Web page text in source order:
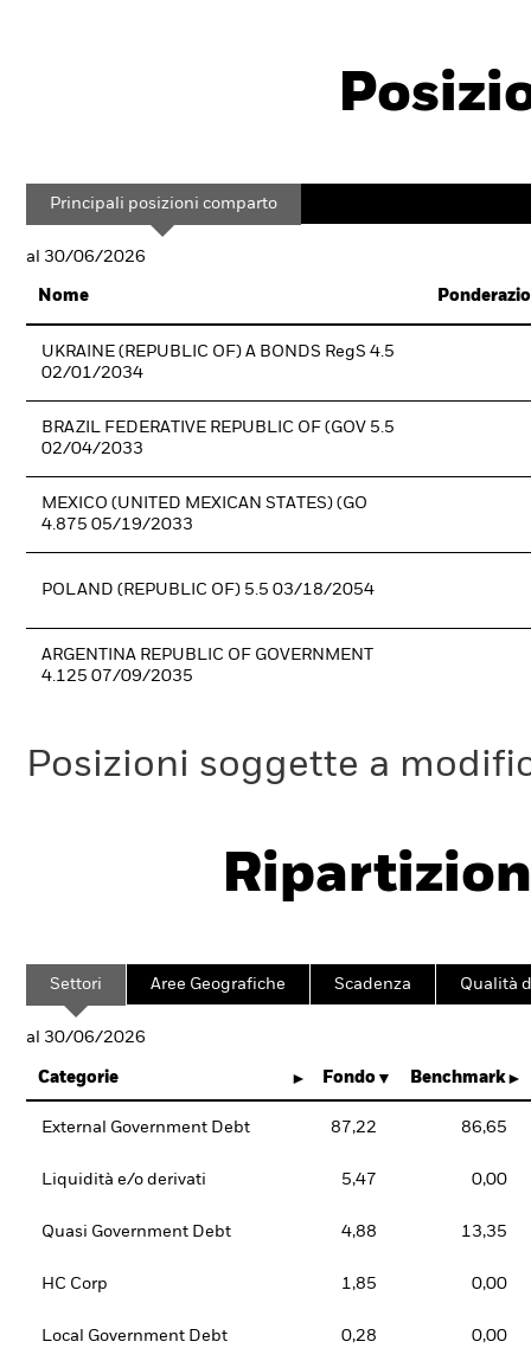
Principali posizioni comparto
al 30/06/2026
Nome
UKRAINE (REPUBLIC OF) A BONDS RegS 4.5
02/01/2034
BRAZIL FEDERATIVE REPUBLIC OF (GOV 5.5
02/04/2033
MEXICO (UNITED MEXICAN STATES) (GO
4.875 05/19/2033
POLAND (REPUBLIC OF) 5.5 03/18/2054
ARGENTINA REPUBLIC OF GOVERNMENT
4.125 07/09/2035
Posizioni soggette a
Settori Aree Geografiche Scadenza Qualità
al 30/06/2026
Categorie Fondo Benchmark
External Government Debt 87,22 86,65
Liquidità e/o derivati 5,47 0,00
Quasi Government Debt 4,88 13,35
HC Corp 1,85 0,00
Local Government Debt 0,28 0,00